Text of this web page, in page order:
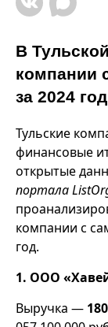
В
компании
за 2024 год
Тульские
финансовые
открытые
портала
компании с
год.
1. ООО
Выручка —